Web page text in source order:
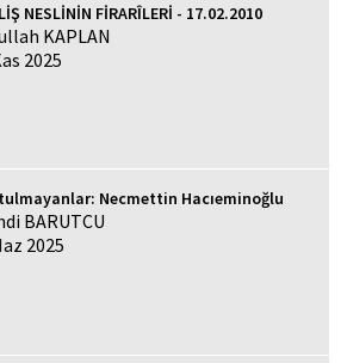
NESLİNİN FİRARÎLERİ - 17.02.2010
KAPLAN
2025
Necmettin Hacıeminoğlu
BARUTCU
2025